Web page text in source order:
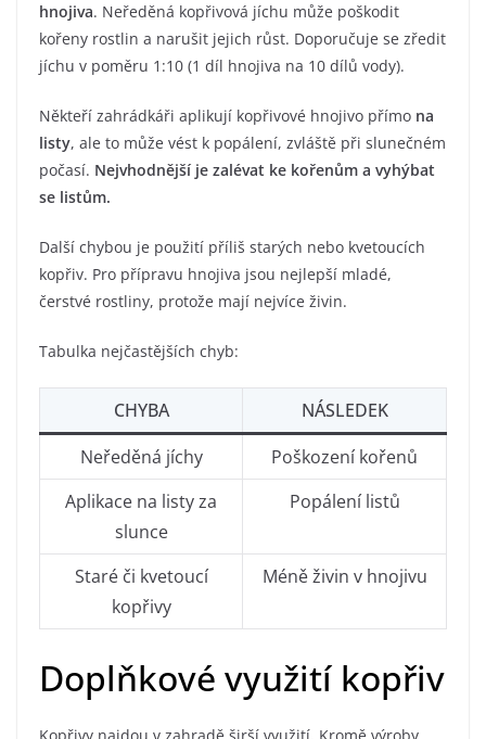
hnojiva. Neředěná kopřivová jíchu může poškodit
kořeny rostlin a narušit jejich růst. Doporučuje se zředit
jíchu v poměru 1:10 (1 díl hnojiva na 10 dílů vody).
Někteří zahrádkáři aplikují kopřivové hnojivo přímo na
listy, ale to může vést k popálení, zvláště při slunečném
počasí. Nejvhodnější je zalévat ke kořenům a vyhýbat
se listům.
Další chybou je použití příliš starých nebo kvetoucích
kopřiv. Pro přípravu hnojiva jsou nejlepší mladé,
čerstvé rostliny, protože mají nejvíce živin.
Tabulka nejčastějších chyb:
CHYBA
NÁSLEDEK
Neředěná jíchy
Poškození kořenů
Aplikace na listy za
slunce
Popálení listů
Staré či kvetoucí
kopřivy
Méně živin v hnojivu
Doplňkové využití kopřiv